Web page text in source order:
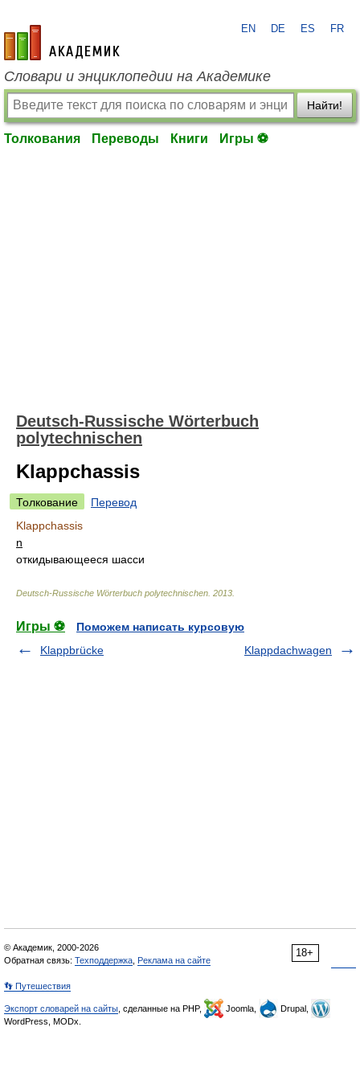
academic.ru
EN DE ES FR
Словари и энциклопедии на Академике
Найти!
Толкования Переводы Книги Игры ⚽
Deutsch-Russische Wörterbuch
polytechnischen
Klappchassis
Толкование
Перевод
Klappchassis
n
откидывающееся шасси
Deutsch-Russische Wörterbuch polytechnischen 2013
Игры ⚽
Поможем написать курсовую
Klappbrücke
Klappdachwagen
18+
© Академик, 2000-2026
Обратная связь: Техподдержка Реклама на сайте
👣 Путешествия
Экспорт словарей на сайты , сделанные на PHP, Joomla,
Drupal,
WordPress, MODx.